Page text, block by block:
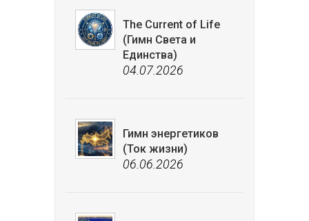
The Current of Life
(Гимн Света и
Единства)
04.07.2026
Гимн энергетиков
(Ток жизни)
06.06.2026